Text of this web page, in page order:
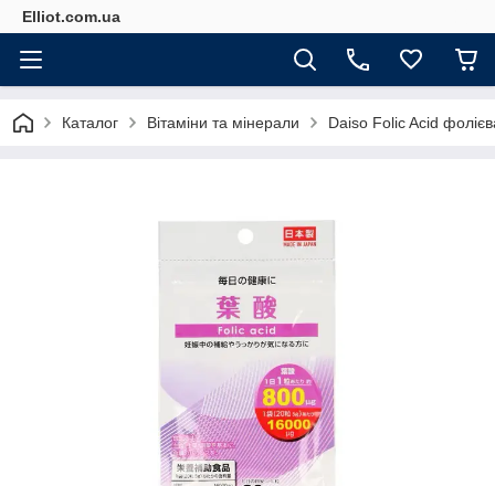
Elliot.com.ua
Каталог Вітаміни та мінерали Daiso Folic Acid